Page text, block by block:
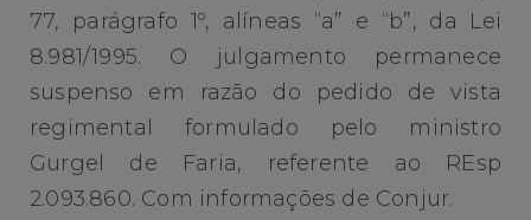
77, parágrafo 1º, alíneas “a” e “b”, da Lei
8.981/1995. O julgamento permanece
suspenso em razão do pedido de vista
regimental formulado pelo ministro
Gurgel de Faria, referente ao REsp
2.093.860. Com informações de Conjur.